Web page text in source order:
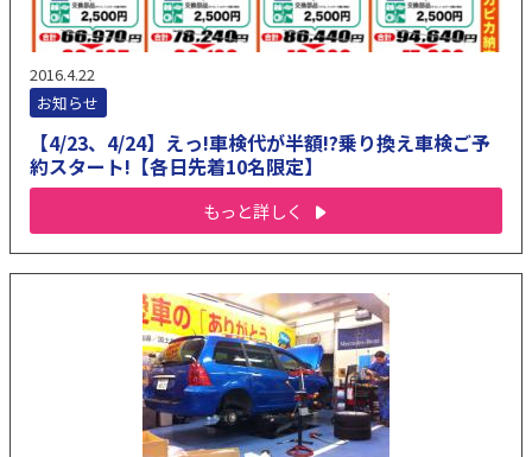
2016.4.22
お知らせ
【4/23、4/24】えっ!車検代が半額!?乗り換え車検ご予
約スタート!【各日先着10名限定】
もっと詳しく